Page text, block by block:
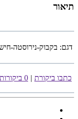
תיאור
דגם: בקבוק-נירוסטה-
כתבו ביקורת | 0 ביקורות